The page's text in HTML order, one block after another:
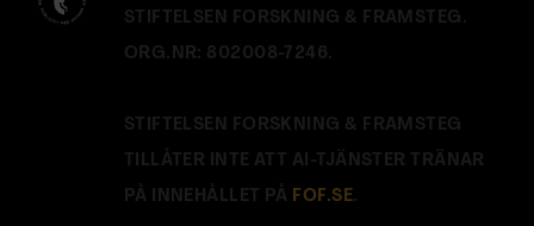
STIFTELSEN FORSKNING & FRAMSTEG.
ORG.NR: 802008-7246.
STIFTELSEN FORSKNING & FRAMSTEG
TILLÅTER INTE ATT AI-TJÄNSTER TRÄNAR
PÅ INNEHÅLLET PÅ FOF.SE.